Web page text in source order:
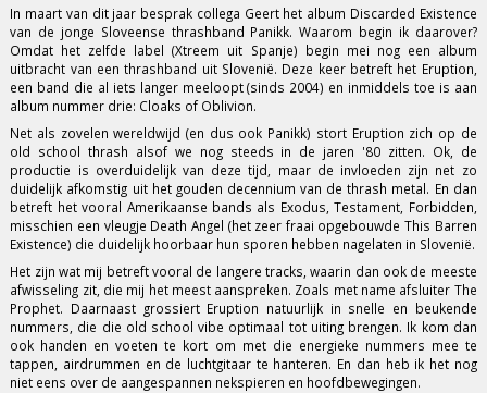
In maart van dit jaar besprak collega Geert het album Discarded Existence
van de jonge Sloveense thrashband Panikk. Waarom begin ik daarover?
Omdat het zelfde label (Xtreem uit Spanje) begin mei nog een album
uitbracht van een thrashband uit Slovenië. Deze keer betreft het Eruption,
een band die al iets langer meeloopt (sinds 2004) en inmiddels toe is aan
album nummer drie: Cloaks of Oblivion.
Net als zovelen wereldwijd (en dus ook Panikk) stort Eruption zich op de
old school thrash alsof we nog steeds in de jaren '80 zitten. Ok, de
productie is overduidelijk van deze tijd, maar de invloeden zijn net zo
duidelijk afkomstig uit het gouden decennium van de thrash metal. En dan
betreft het vooral Amerikaanse bands als Exodus, Testament, Forbidden,
misschien een vleugje Death Angel (het zeer fraai opgebouwde This Barren
Existence) die duidelijk hoorbaar hun sporen hebben nagelaten in Slovenië.
Het zijn wat mij betreft vooral de langere tracks, waarin dan ook de meeste
afwisseling zit, die mij het meest aanspreken. Zoals met name afsluiter The
Prophet. Daarnaast grossiert Eruption natuurlijk in snelle en beukende
nummers, die die old school vibe optimaal tot uiting brengen. Ik kom dan
ook handen en voeten te kort om met die energieke nummers mee te
tappen, airdrummen en de luchtgitaar te hanteren. En dan heb ik het nog
niet eens over de aangespannen nekspieren en hoofdbewegingen.